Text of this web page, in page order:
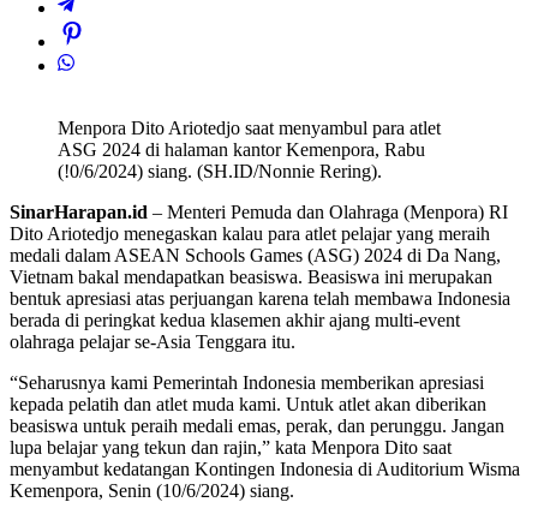
Menpora Dito Ariotedjo saat menyambul para atlet
ASG 2024 di halaman kantor Kemenpora, Rabu
(!0/6/2024) siang. (SH.ID/Nonnie Rering).
SinarHarapan.id – Menteri Pemuda dan Olahraga (Menpora) RI
Dito Ariotedjo menegaskan kalau para atlet pelajar yang meraih
medali dalam ASEAN Schools Games (ASG) 2024 di Da Nang,
Vietnam bakal mendapatkan beasiswa. Beasiswa ini merupakan
bentuk apresiasi atas perjuangan karena telah membawa Indonesia
berada di peringkat kedua klasemen akhir ajang multi-event
olahraga pelajar se-Asia Tenggara itu.
“Seharusnya kami Pemerintah Indonesia memberikan apresiasi
kepada pelatih dan atlet muda kami. Untuk atlet akan diberikan
beasiswa untuk peraih medali emas, perak, dan perunggu. Jangan
lupa belajar yang tekun dan rajin,” kata Menpora Dito saat
menyambut kedatangan Kontingen Indonesia di Auditorium Wisma
Kemenpora, Senin (10/6/2024) siang.